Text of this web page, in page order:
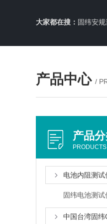
大家都在搜： 固纬安
产品中心 /
产品
PRODUCTS
电池内阻测试
固纬电池测试
中国台湾固纬